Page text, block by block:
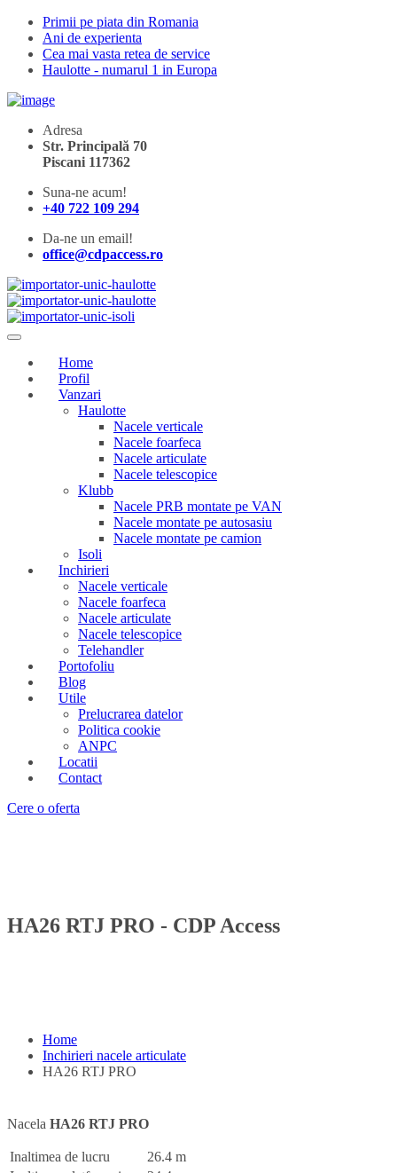
Primii pe piata din Romania
Ani de experienta
Cea mai vasta retea de service
Haulotte - numarul 1 in Europa
Adresa
Str. Principală 70
Piscani 117362
Suna-ne acum!
+40 722 109 294
Da-ne un email!
office@cdpaccess.ro
Home
Profil
Vanzari
Haulotte
Nacele verticale
Nacele foarfeca
Nacele articulate
Nacele telescopice
Klubb
Nacele PRB montate pe VAN
Nacele montate pe autosasiu
Nacele montate pe camion
Isoli
Inchirieri
Nacele verticale
Nacele foarfeca
Nacele articulate
Nacele telescopice
Telehandler
Portofoliu
Blog
Utile
Prelucrarea datelor
Politica cookie
ANPC
Locatii
Contact
Cere o oferta
HA26 RTJ PRO - CDP Access
Home
Inchirieri nacele articulate
HA26 RTJ PRO
Nacela HA26 RTJ PRO
Inaltimea de lucru
26.4 m